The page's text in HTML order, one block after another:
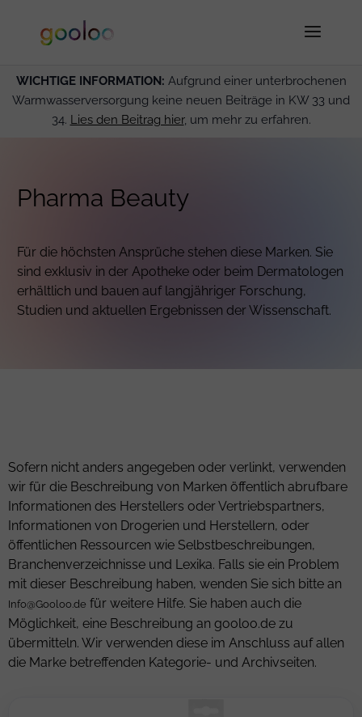
WICHTIGE INFORMATION: Aufgrund einer unterbrochenen
Warmwasserversorgung keine neuen Beiträge in KW 33 und
34. Lies den Beitrag hier, um mehr zu erfahren.
Pharma Beauty
Für die höchsten Ansprüche stehen diese Marken. Sie
sind exklusiv in der Apotheke oder beim Dermatologen
erhältlich und bauen auf langjähriger Forschung,
Studien und aktuellen Ergebnissen der Wissenschaft.
Sofern nicht anders angegeben oder verlinkt, verwenden
wir für die Beschreibung von Marken öffentlich abrufbare
Informationen des Herstellers oder Vertriebspartners,
Informationen von Drogerien und Herstellern, oder
öffentlichen Ressourcen wie Selbstbeschreibungen,
Branchenverzeichnisse und Lexika. Falls sie ein Problem
mit dieser Beschreibung haben, wenden Sie sich bitte an
Info@Gooloo.de für weitere Hilfe. Sie haben auch die
Möglichkeit, eine Beschreibung an gooloo.de zu
übermitteln. Wir verwenden diese im Anschluss auf allen
die Marke betreffenden Kategorie- und Archivseiten.